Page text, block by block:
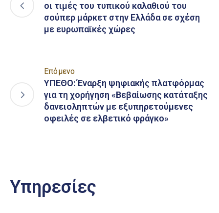
οι τιμές του τυπικού καλαθιού του
σούπερ μάρκετ στην Ελλάδα σε σχέση
με ευρωπαϊκές χώρες
Επόμενο
ΥΠΕΘΟ: Έναρξη ψηφιακής πλατφόρμας
για τη χορήγηση «Βεβαίωσης κατάταξης
δανειοληπτών με εξυπηρετούμενες
οφειλές σε ελβετικό φράγκο»
Υπηρεσίες